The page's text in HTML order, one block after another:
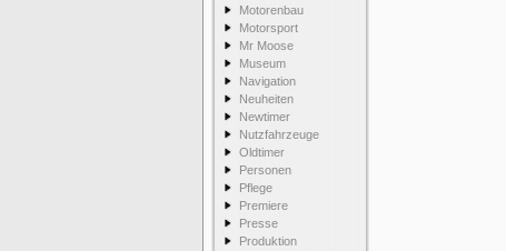
Motorenbau
Motorsport
Mr Moose
Museum
Navigation
Neuheiten
Newtimer
Nutzfahrzeuge
Oldtimer
Personen
Pflege
Premiere
Presse
Produktion